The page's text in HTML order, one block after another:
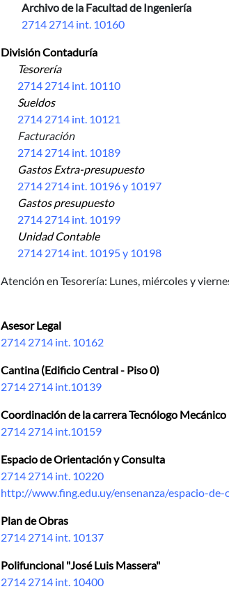
Archivo de la Facultad de Ingeniería
2714 2714 int. 10160
División Contaduría
Tesorería
2714 2714 int. 10110
Sueldos
2714 2714 int. 10121
Facturación
2714 2714 int. 10189
Gastos Extra-presupuesto
2714 2714 int. 10196 y 10197
Gastos presupuesto
2714 2714 int. 10199
Unidad Contable
2714 2714 int. 10195 y 10198
Atención en Tesorería: Lunes, miércoles y
Asesor Legal
2714 2714 int. 10162
Cantina (Edificio Central - Piso 0)
2714 2714 int.10139
Coordinación de la carrera Tecnólogo Mecánico
2714 2714 int.10159
Espacio de Orientación y Consulta
2714 2714 int. 10220
http://www.fing.edu.uy/ensenanza/espacio-
Plan de Obras
2714 2714 int. 10137
Polifuncional "José Luis Massera"
2714 2714 int. 10400